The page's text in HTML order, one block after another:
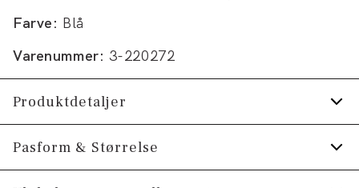
Farve: Blå
Varenummer: 3-220272
Produktdetaljer
Fremstillet i behagelig bomuldsblend.
Strygelet skjorte.
Pasform & Størrelse